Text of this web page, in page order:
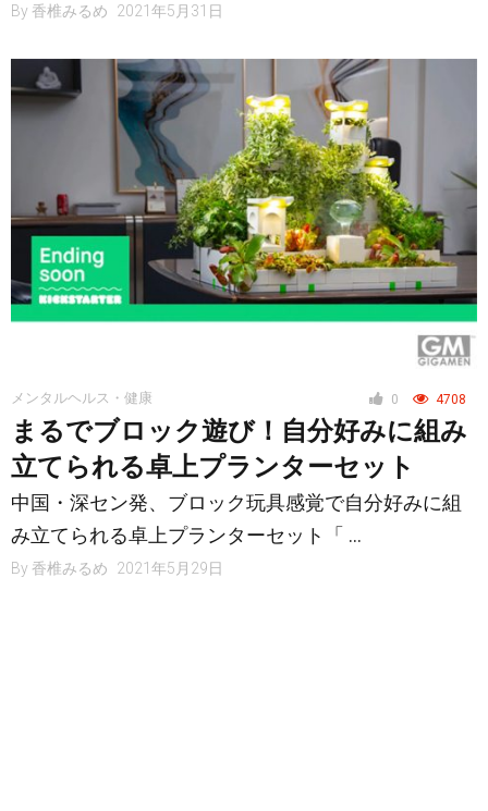
By 香椎みるめ 2021年5月31日
0 4708
メンタルヘルス・健康
まるでブロック遊び！自分好みに組み
立てられる卓上プランターセット
中国・深セン発、ブロック玩具感覚で自分好みに組
み立てられる卓上プランターセット「 …
By 香椎みるめ 2021年5月29日